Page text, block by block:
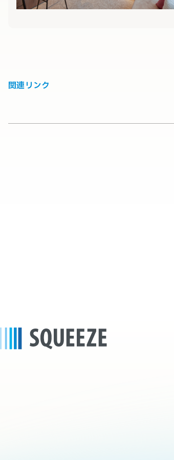
関連リンク